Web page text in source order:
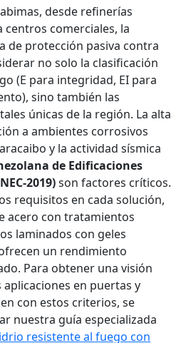
desde refinerías
comerciales, la
de protección pasiva contra
no solo la clasificación
(E para integridad, EI para
sino también las
únicas de la región. La alta
a ambientes corrosivos
y la actividad sísmica
de Edificaciones
2019)son factores críticos.
requisitos en cada solución,
acero con tratamientos
laminados con geles
un rendimiento
Para obtener una visión
aplicaciones en puertas y
con estos criterios, se
nuestra guía especializada
resistente al fuego con